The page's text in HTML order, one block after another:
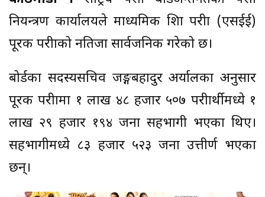
नियन्त्रण कार्यालयले माध्यमिक शिक्षा परीक्षा (एसईई)
पूरक परीक्षाको नतिजा सार्वजनिक गरेको छ।
बोर्डका सदस्यसचिव जङ्गबहादुर अर्यालका अनुसार
पूरक परीक्षामा १ लाख ४८ हजार ५०७ परीक्षार्थीमध्ये १
लाख २९ हजार १९४ जना सहभागी भएका थिए।
सहभागीमध्ये ८३ हजार ५२३ जना उत्तीर्ण भएका
छन्।